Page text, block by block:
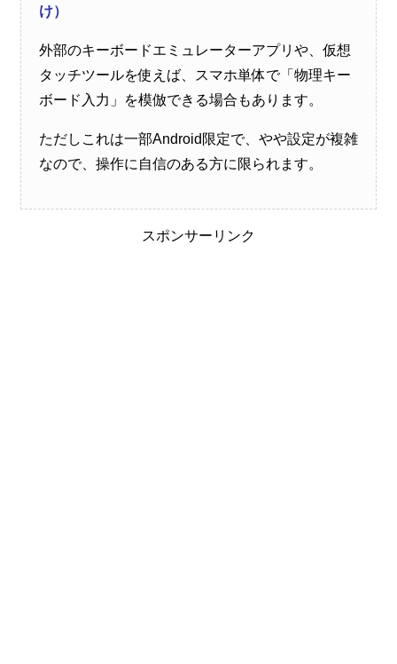
け）
外部のキーボードエミュレーターアプリや、仮想
タッチツールを使えば、スマホ単体で「物理キー
ボード入力」を模倣できる場合もあります。
ただしこれは一部Android限定で、やや設定が複雑
なので、操作に自信のある方に限られます。
スポンサーリンク